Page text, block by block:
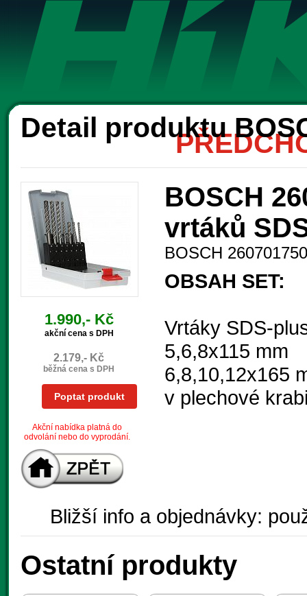
Detail produktu
1.990,- Kč
akční cena s DPH
2.179,- Kč
běžná cena s DPH
Poptat produkt
Akční nabídka platná do
odvolání nebo do vyprodání.
BOSCH
vrtáků
BOSCH
OBSAH SET:
Vrtáky SDS-
5,6,8x115 mm
6,8,10,12x165
v plechové
Bližší info a objednávky:
Ostatní produkty